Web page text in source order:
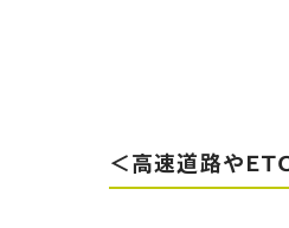
＜高速道路やＥＴ